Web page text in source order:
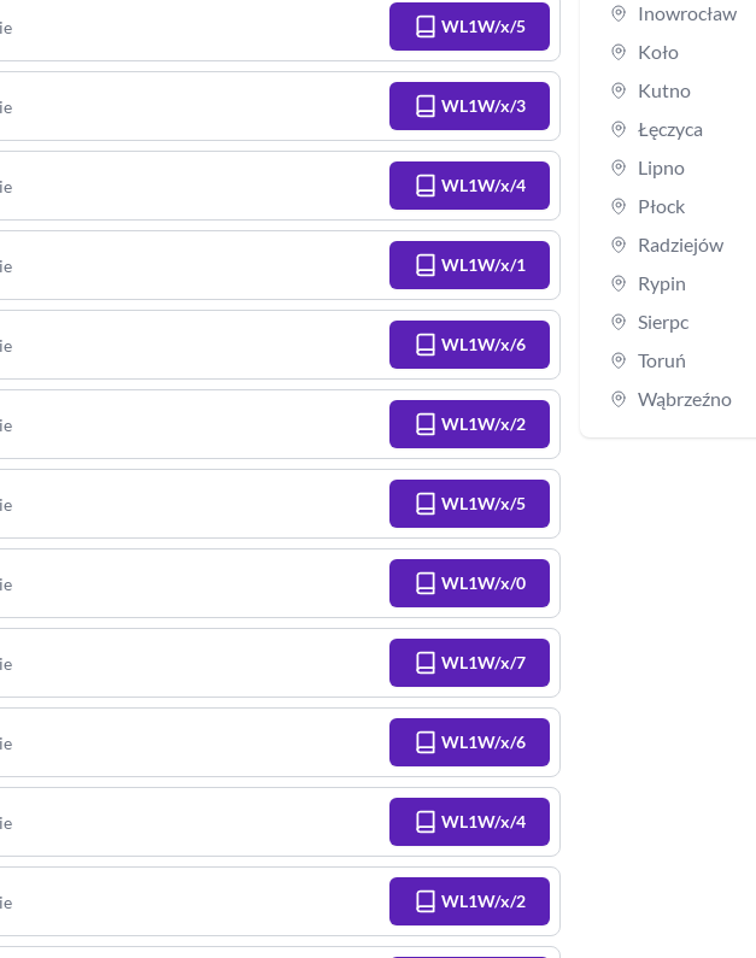
WL1W/x/5
WL1W/x/3
WL1W/x/4
WL1W/x/1
WL1W/x/6
WL1W/x/2
WL1W/x/5
WL1W/x/0
WL1W/x/7
WL1W/x/6
WL1W/x/4
WL1W/x/2
Inowrocław
Koło
Kutno
Łęczyca
Lipno
Płock
Radziejów
Rypin
Sierpc
Toruń
Wąbrzeźno